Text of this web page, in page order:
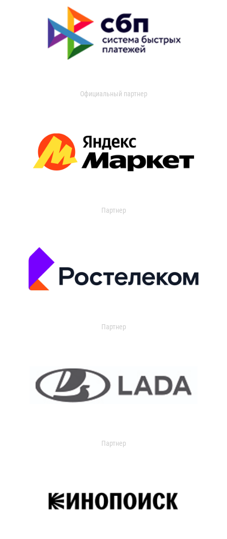
Официальный партнер
Партнер
Партнер
Партнер